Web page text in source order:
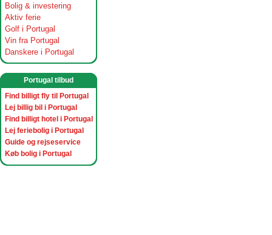
Bolig & investering
Aktiv ferie
Golf i Portugal
Vin fra Portugal
Danskere i Portugal
Portugal tilbud
Find billigt fly til Portugal
Lej billig bil i Portugal
Find billigt hotel i Portugal
Lej feriebolig i Portugal
Guide og rejseservice
Køb bolig i Portugal